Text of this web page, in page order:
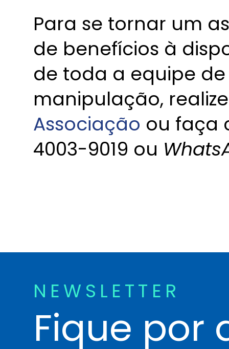
Para se tornar um
de benefícios à
de toda a equipe
manipulação,
Associação ou faça
4003-9019 ou
NEWSLETTER
Fique por